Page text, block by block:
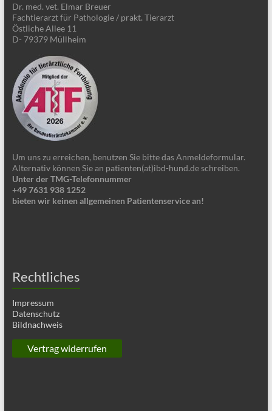
Dr. med. vet. Elmar Breuer
Fachtierarzt für Pathologie / prakt. Tierarzt
Östliche Allee 11
D- 79379 Müllheim
Um uns zu erreichen, benutzen Sie bitte das Anmeldeformular.
Alternativ können Sie an patienten(at)ibd-hund.de schreiben.
Unter der TMG-Telefonnummer
+49 7631 938 1252
bieten wir keinen allgemeinen Patientenservice an!
Rechtliches
Impressum
Datenschutz
Bildnachweis
Vertrag widerrufen